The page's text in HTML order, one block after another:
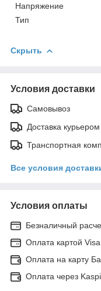
Напряжение
Тип
Скрыть
Условия доставки
Самовывоз
Доставка курьером
Транспортная
Все условия
Условия оплаты
Безналичный
Оплата картой
Оплата на карту
Оплата через